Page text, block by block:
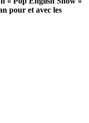
pour et avec les